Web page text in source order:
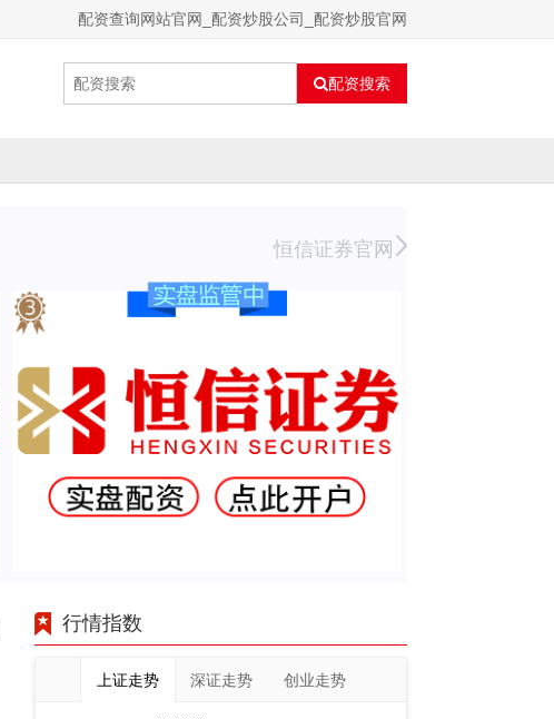
配资查询网站官网_配资炒股公司_配资炒股官网
配资搜索
恒信证券官网
行情指数
上证走势 深证走势 创业走势